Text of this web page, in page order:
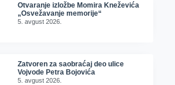
Otvaranje izložbe Momira Kneževića
„Osvežavanje memorije“
5. avgust 2026.
Zatvoren za saobraćaj deo ulice
Vojvode Petra Bojovića
5. avgust 2026.